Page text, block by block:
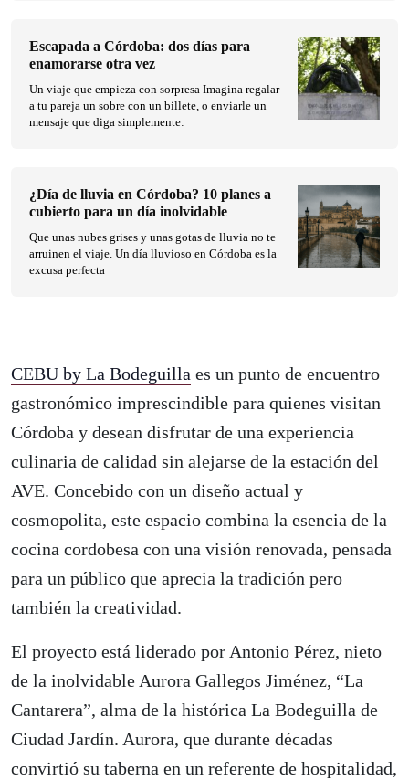
CEBU by La Bodeguilla es un punto de encuentro
gastronómico imprescindible para quienes visitan
Córdoba y desean disfrutar de una experiencia
culinaria de calidad sin alejarse de la estación del
AVE. Concebido con un diseño actual y
cosmopolita, este espacio combina la esencia de la
cocina cordobesa con una visión renovada, pensada
para un público que aprecia la tradición pero
también la creatividad.
El proyecto está liderado por Antonio Pérez, nieto
de la inolvidable Aurora Gallegos Jiménez, “La
Cantarera”, alma de la histórica La Bodeguilla de
Ciudad Jardín. Aurora, que durante décadas
convirtió su taberna en un referente de hospitalidad,
Escapada a Córdoba: dos días para
enamorarse otra vez
Un viaje que empieza con sorpresa Imagina regalar
a tu pareja un sobre con un billete, o enviarle un
mensaje que diga simplemente:
¿Día de lluvia en Córdoba? 10 planes a
cubierto para un día inolvidable
Que unas nubes grises y unas gotas de lluvia no te
arruinen el viaje. Un día lluvioso en Córdoba es la
excusa perfecta